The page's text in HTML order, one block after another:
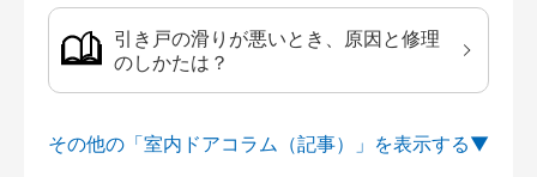
引き戸の滑りが悪いとき、原因と修理
のしかたは？
その他の「室内ドアコラム（記事）」を